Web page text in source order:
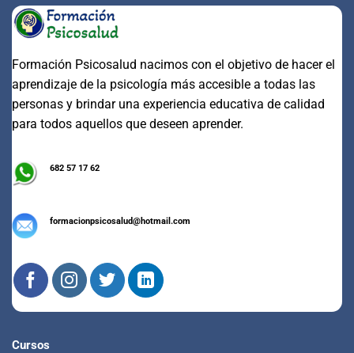
Formación Psicosalud nacimos con el objetivo de hacer el
aprendizaje de la psicología más accesible a todas las
personas y brindar una experiencia educativa de calidad
para todos aquellos que deseen aprender.
682 57 17 62
formacionpsicosalud@hotmail.com
Cursos